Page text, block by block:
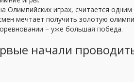
Олимпийских играх, считается
мечтает получить золотую
– уже большая победа.
начали